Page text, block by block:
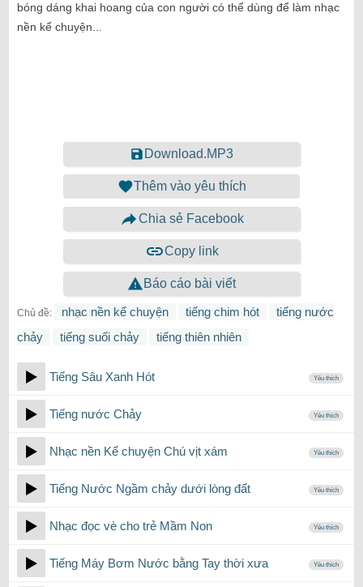
bóng dáng khai hoang của con người có thể dùng để làm nhạc
nền kể chuyện...
Download.MP3
Thêm vào yêu thích
Chia sẻ Facebook
Copy link
Báo cáo bài viết
Chủ đề: nhạc nền kể chuyện tiếng chim hót
tiếng nước
chảy
tiếng suối chảy tiếng thiên nhiên
Tiếng Sâu Xanh Hót Yêu thích
Tiếng nước Chảy Yêu thích
Nhạc nền Kể chuyện Chú vịt xám Yêu thích
Tiếng Nước Ngầm chảy dưới lòng đất Yêu thích
Nhạc đọc vè cho trẻ Mầm Non Yêu thích
Tiếng Máy Bơm Nước bằng Tay thời xưa Yêu thích